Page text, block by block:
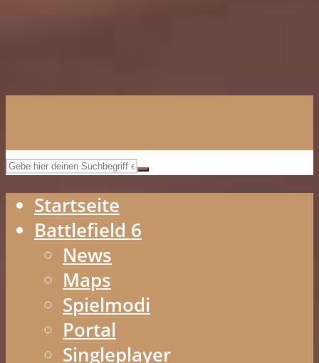
Startseite
Battlefield 6
News
Maps
Spielmodi
Portal
Singleplayer